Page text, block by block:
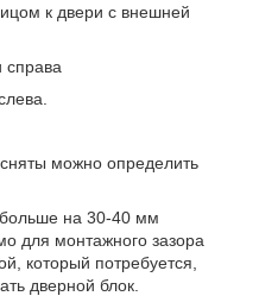
к двери с внешней
справа
можно определить
на 30-40 мм
для монтажного зазора
который потребуется,
дверной блок.